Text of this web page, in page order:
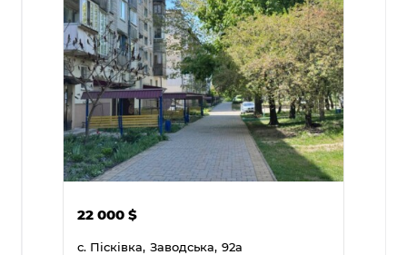
22 000$
с. Пісківка, Заводська, 92а